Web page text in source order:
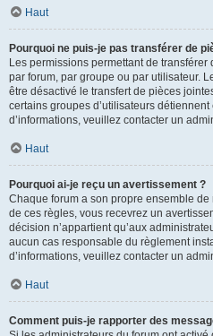
Haut
Pourquoi ne puis-je pas transférer de
Les permissions permettant de
par forum, par groupe ou par utilisateur.
être désactivé le transfert de pièces
certains groupes d’utilisateurs
d’informations, veuillez contacter un
Haut
Pourquoi ai-je reçu un avertissement ?
Chaque forum a son propre ensemble
de ces règles, vous recevrez un
décision n’appartient qu’aux
aucun cas responsable du règlement
d’informations, veuillez contacter un
Haut
Comment puis-je rapporter des